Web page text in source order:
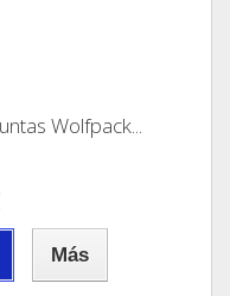
Wolfpack...
Más